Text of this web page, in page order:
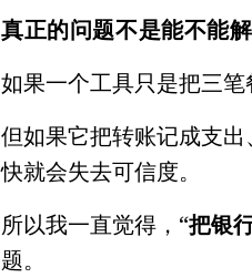
真正的问题不是能不能
如果一个工具只是把三笔
但如果它把转账记成支
快就会失去可信度。
所以我一直觉得，“把银
题。